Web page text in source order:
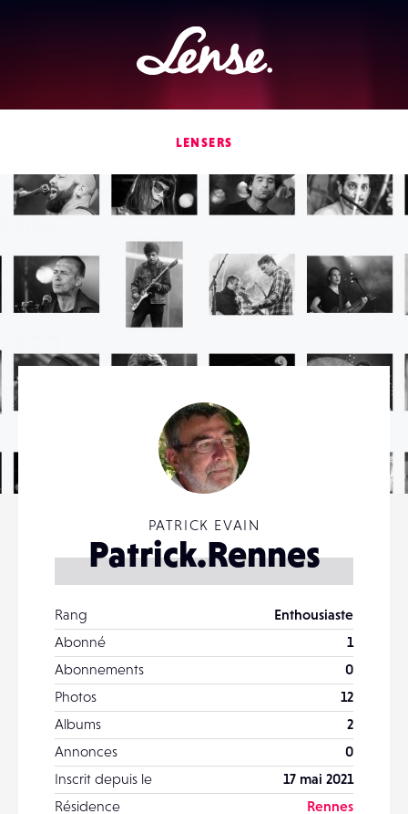
LENSERS
PATRICK EVAIN
Patrick.Rennes
Rang
Enthousiaste
Abonné
1
Abonnements
0
Photos
12
Albums
2
Annonces
0
Inscrit depuis le
17 mai 2021
Résidence
Rennes